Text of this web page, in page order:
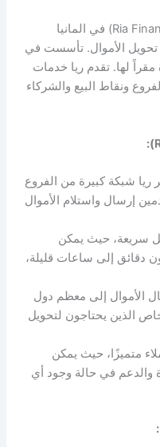
الأموال. تأسست في
مقراً لها. تقدم ريا خدمات
ونقاط البيع والشركاء
ريا شبكة كبيرة من الفروع
إرسال واستلام الأموال
سريعة، حيث يمكن
دقائق إلى ساعات قليلة،
الأموال إلى معظم دول
الذين يحتاجون لتحويل
متميزًا، حيث يمكن
في حالة وجود أي